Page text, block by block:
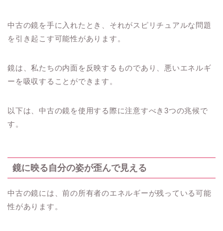
中古の鏡を手に入れたとき、それがスピリチュアルな問題
を引き起こす可能性があります。
鏡は、私たちの内面を反映するものであり、悪いエネルギ
ーを吸収することができます。
以下は、中古の鏡を使用する際に注意すべき3つの兆候で
す。
鏡に映る自分の姿が歪んで見える
中古の鏡には、前の所有者のエネルギーが残っている可能
性があります。